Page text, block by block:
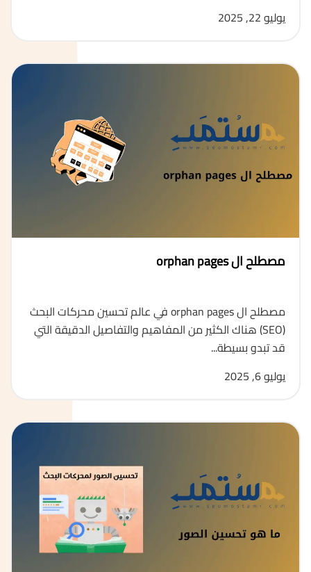
يوليو 22, 2025
مصطلح ال orphan pages
مصطلح ال orphan pages في عالم تحسين محركات البحث
(SEO) هناك الكثير من المفاهيم والتفاصيل الدقيقة التي
قد تبدو بسيطة...
يوليو 6, 2025